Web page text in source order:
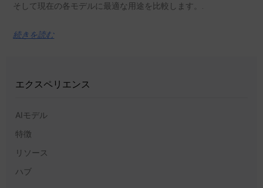
そして現在の各モデルに最適な用途を比較します。.
続きを読む
エクスペリエンス
AIモデル
特徴
リソース
ハブ